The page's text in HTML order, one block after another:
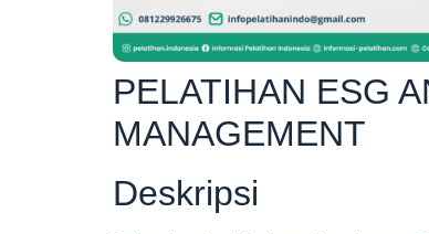
PELATIHAN ESG
MANAGEMENT
Deskripsi